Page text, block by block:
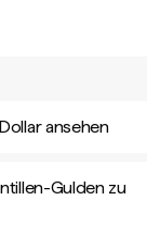
ansehen
Gulden zu